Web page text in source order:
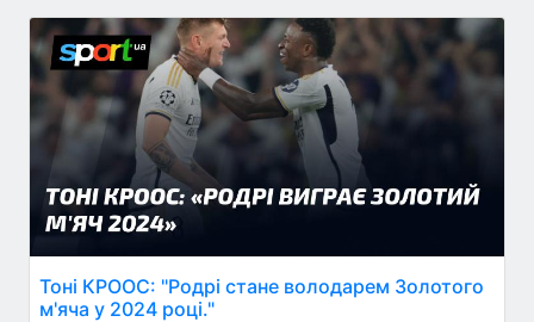
Тоні КРООС: "Родрі стане володарем Золотого
м'яча у 2024 році."